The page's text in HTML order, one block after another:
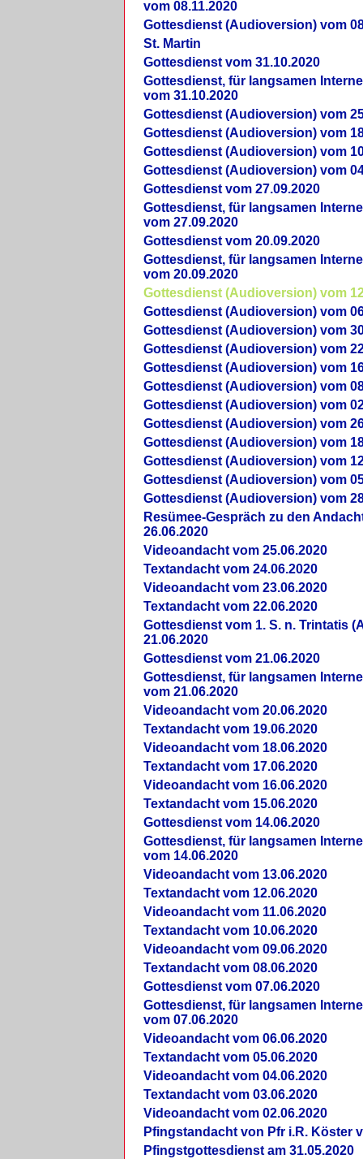
vom 08.11.2020
Gottesdienst (Audioversion) vom
St. Martin
Gottesdienst vom 31.10.2020
Gottesdienst, für langsamen
vom 31.10.2020
Gottesdienst (Audioversion) vom
Gottesdienst (Audioversion) vom
Gottesdienst (Audioversion) vom
Gottesdienst (Audioversion) vom
Gottesdienst vom 27.09.2020
Gottesdienst, für langsamen
vom 27.09.2020
Gottesdienst vom 20.09.2020
Gottesdienst, für langsamen
vom 20.09.2020
Gottesdienst (Audioversion) vom
Gottesdienst (Audioversion) vom
Gottesdienst (Audioversion) vom
Gottesdienst (Audioversion) vom
Gottesdienst (Audioversion) vom
Gottesdienst (Audioversion) vom
Gottesdienst (Audioversion) vom
Gottesdienst (Audioversion) vom
Gottesdienst (Audioversion) vom
Gottesdienst (Audioversion) vom
Gottesdienst (Audioversion) vom
Gottesdienst (Audioversion) vom
Re­sü­mee-Gespräch zu den
26.06.2020
Videoandacht vom 25.06.2020
Textandacht vom 24.06.2020
Videoandacht vom 23.06.2020
Textandacht vom 22.06.2020
Gottesdienst vom 1. S. n. Trintatis
21.06.2020
Gottesdienst vom 21.06.2020
Gottesdienst, für langsamen
vom 21.06.2020
Videoandacht vom 20.06.2020
Textandacht vom 19.06.2020
Videoandacht vom 18.06.2020
Textandacht vom 17.06.2020
Videoandacht vom 16.06.2020
Textandacht vom 15.06.2020
Gottesdienst vom 14.06.2020
Gottesdienst, für langsamen
vom 14.06.2020
Videoandacht vom 13.06.2020
Textandacht vom 12.06.2020
Videoandacht vom 11.06.2020
Textandacht vom 10.06.2020
Videoandacht vom 09.06.2020
Textandacht vom 08.06.2020
Gottesdienst vom 07.06.2020
Gottesdienst, für langsamen
vom 07.06.2020
Videoandacht vom 06.06.2020
Textandacht vom 05.06.2020
Videoandacht vom 04.06.2020
Textandacht vom 03.06.2020
Videoandacht vom 02.06.2020
Pfingstandacht von Pfr i.R. Köster
Pfingstgottesdienst am 31.05.2020